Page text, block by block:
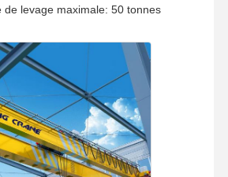
de levage maximale: 50 tonnes